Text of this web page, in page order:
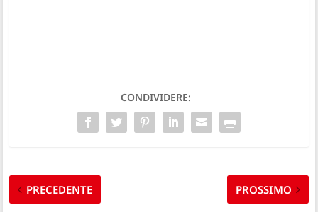
CONDIVIDERE:
PRECEDENTE PROSSIMO